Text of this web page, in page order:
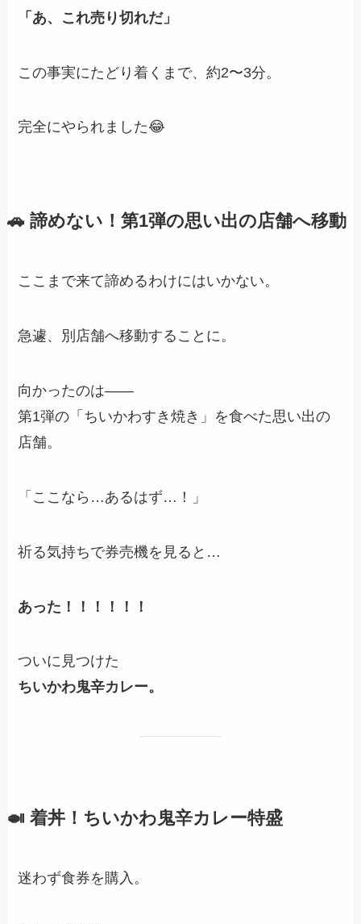
「あ、これ売り切れだ」
この事実にたどり着くまで、約2〜3分。
完全にやられました😂
🚗 諦めない！第1弾の思い出の店舗へ移動
ここまで来て諦めるわけにはいかない。
急遽、別店舗へ移動することに。
向かったのは――
第1弾の「ちいかわすき焼き」を食べた思い出の
店舗。
「ここなら…あるはず…！」
祈る気持ちで券売機を見ると…
あった！！！！！！
ついに見つけた
ちいかわ鬼辛カレー。
🍛 着丼！ちいかわ鬼辛カレー特盛
迷わず食券を購入。